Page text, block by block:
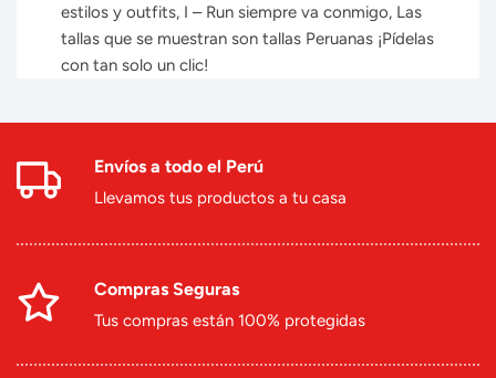
estilos y outfits, I – Run siempre va conmigo, Las
tallas que se muestran son tallas Peruanas ¡Pídelas
con tan solo un clic!
Envíos a todo el Perú
Llevamos tus productos a tu casa
Compras Seguras
Tus compras están 100% protegidas